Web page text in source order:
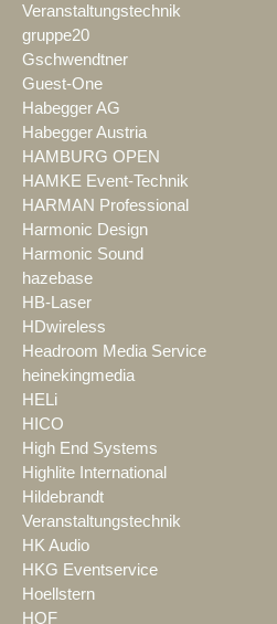
Veranstaltungstechnik
gruppe20
Gschwendtner
Guest-One
Habegger AG
Habegger Austria
HAMBURG OPEN
HAMKE Event-Technik
HARMAN Professional
Harmonic Design
Harmonic Sound
hazebase
HB-Laser
HDwireless
Headroom Media Service
heinekingmedia
HELi
HICO
High End Systems
Highlite International
Hildebrandt
Veranstaltungstechnik
HK Audio
HKG Eventservice
Hoellstern
HOF